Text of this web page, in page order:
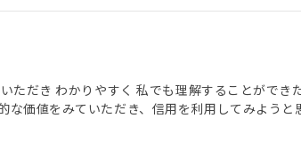
ただき わかりやすく 私でも理解することができ
価値をみていただき、信用を利用してみようと